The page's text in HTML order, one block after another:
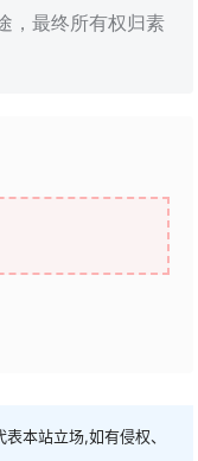
，最终所有权归素
本站立场,如有侵权、